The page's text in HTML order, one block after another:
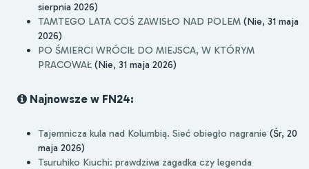
sierpnia 2026)
TAMTEGO LATA COŚ ZAWISŁO NAD POLEM (Nie, 31 maja
2026)
PO ŚMIERCI WRÓCIŁ DO MIEJSCA, W KTÓRYM
PRACOWAŁ (Nie, 31 maja 2026)
Najnowsze w FN24:
Tajemnicza kula nad Kolumbią. Sieć obiegło nagranie (Śr, 20
maja 2026)
Tsuruhiko Kiuchi: prawdziwa zagadka czy legenda